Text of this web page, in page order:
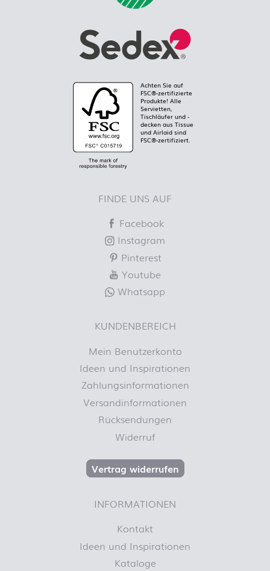
Achten Sie auf
FSC®-zertifizierte
Produkte! Alle
Servietten,
Tischläufer und -
decken aus Tissue
und Airlaid sind
FSC®-zertifiziert.
FINDE UNS AUF
Facebook
Instagram
Pinterest
Youtube
Whatsapp
KUNDENBEREICH
Mein Benutzerkonto
Ideen und Inspirationen
Zahlungsinformationen
Versandinformationen
Rücksendungen
Widerruf
Vertrag widerrufen
INFORMATIONEN
Kontakt
Ideen und Inspirationen
Kataloge